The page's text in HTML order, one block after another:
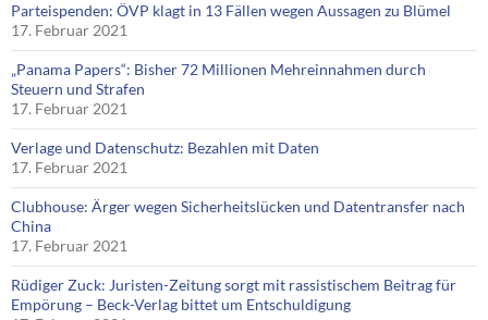
Parteispenden: ÖVP klagt in 13 Fällen wegen Aussagen zu Blümel
17. Februar 2021
„Panama Papers“: Bisher 72 Millionen Mehreinnahmen durch
Steuern und Strafen
17. Februar 2021
Verlage und Datenschutz: Bezahlen mit Daten
17. Februar 2021
Clubhouse: Ärger wegen Sicherheitslücken und Datentransfer nach
China
17. Februar 2021
Rüdiger Zuck: Juristen-Zeitung sorgt mit rassistischem Beitrag für
Empörung – Beck-Verlag bittet um Entschuldigung